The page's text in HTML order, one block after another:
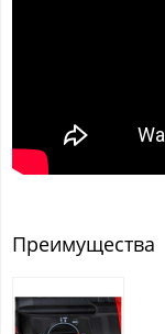
Преимущества